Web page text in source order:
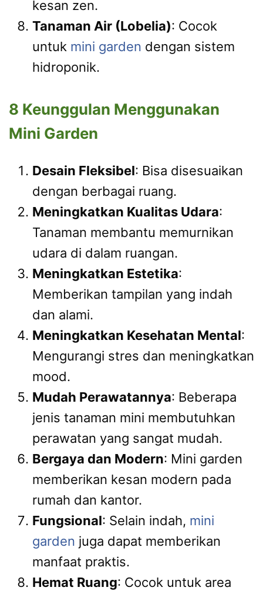
kesan zen.
Tanaman Air (Lobelia): Cocok
untuk mini garden dengan sistem
hidroponik.
8 Keunggulan Menggunakan
Mini Garden
Desain Fleksibel: Bisa disesuaikan
dengan berbagai ruang.
Meningkatkan Kualitas Udara:
Tanaman membantu memurnikan
udara di dalam ruangan.
Meningkatkan Estetika:
Memberikan tampilan yang indah
dan alami.
Meningkatkan Kesehatan Mental:
Mengurangi stres dan meningkatkan
mood.
Mudah Perawatannya: Beberapa
jenis tanaman mini membutuhkan
perawatan yang sangat mudah.
Bergaya dan Modern: Mini garden
memberikan kesan modern pada
rumah dan kantor.
Fungsional: Selain indah, mini
garden juga dapat memberikan
manfaat praktis.
Hemat Ruang: Cocok untuk area